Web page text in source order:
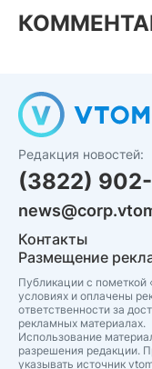
Редакция новостей:
(3822)
Контакты
Размещение
Публикации с пометкой
условиях и оплачены
ответственности за
рекламных материалах.
Использование
разрешения редакции.
указывать источник